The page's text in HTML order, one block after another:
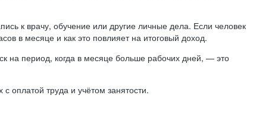
к врачу, обучение или другие личные дела. Если человек
в месяце и как это повлияет на итоговый доход.
на период, когда в месяце больше рабочих дней, — это
оплатой труда и учётом занятости.